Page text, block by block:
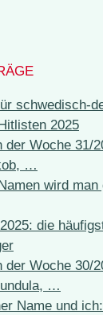
schwedisch-
2025
der Woche 31/
…
wird man
die
der Woche 30/
…
Name und